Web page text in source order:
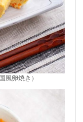
風卵焼き）